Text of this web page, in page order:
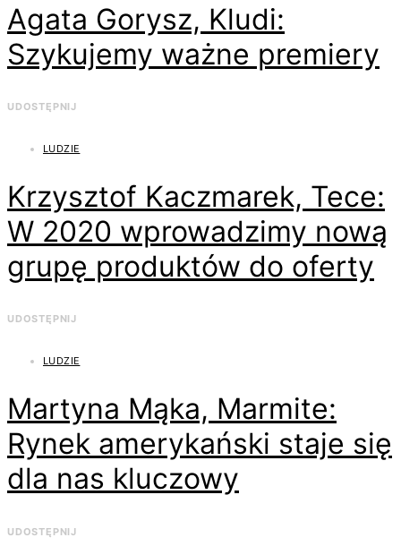
Agata Gorysz, Kludi:
Szykujemy ważne premiery
UDOSTĘPNIJ
LUDZIE
Krzysztof Kaczmarek, Tece:
W 2020 wprowadzimy nową
grupę produktów do oferty
UDOSTĘPNIJ
LUDZIE
Martyna Mąka, Marmite:
Rynek amerykański staje się
dla nas kluczowy
UDOSTĘPNIJ